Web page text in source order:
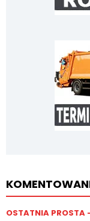
OSTATNIA PROSTA